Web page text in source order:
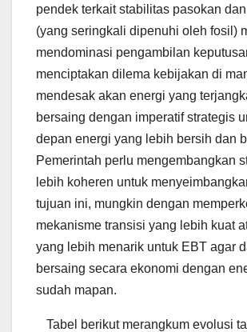
pendek terkait stabilitas pasokan
(yang seringkali dipenuhi oleh fosil)
mendominasi pengambilan
menciptakan dilema kebijakan di
mendesak akan energi yang
bersaing dengan imperatif strategis
depan energi yang lebih bersih dan
Pemerintah perlu mengembangkan
lebih koheren untuk
tujuan ini, mungkin dengan
mekanisme transisi yang lebih kuat
yang lebih menarik untuk EBT agar
bersaing secara ekonomi dengan
sudah mapan.
Tabel berikut merangkum evolusi